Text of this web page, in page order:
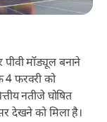
मॉड्यूल बनाने
4 फरवरी को
नतीजे घोषित
देखने को मिला है।